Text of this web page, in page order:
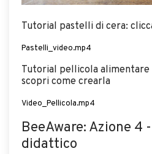
Tutorial pastelli di cera:
Pastelli_video.mp4
Tutorial pellicola alimentare
scopri come crearla
Video_Pellicola.mp4
BeeAware: Azione 4
didattico